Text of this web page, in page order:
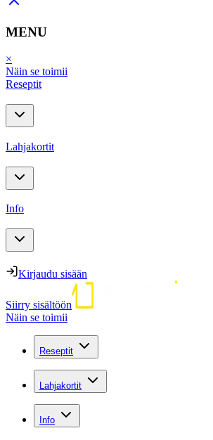
MENU
×
Näin se toimii
Reseptit
Lahjakortit
Info
Kirjaudu sisään
Siirry sisältöön
Näin se toimii
Reseptit
Lahjakortit
Info